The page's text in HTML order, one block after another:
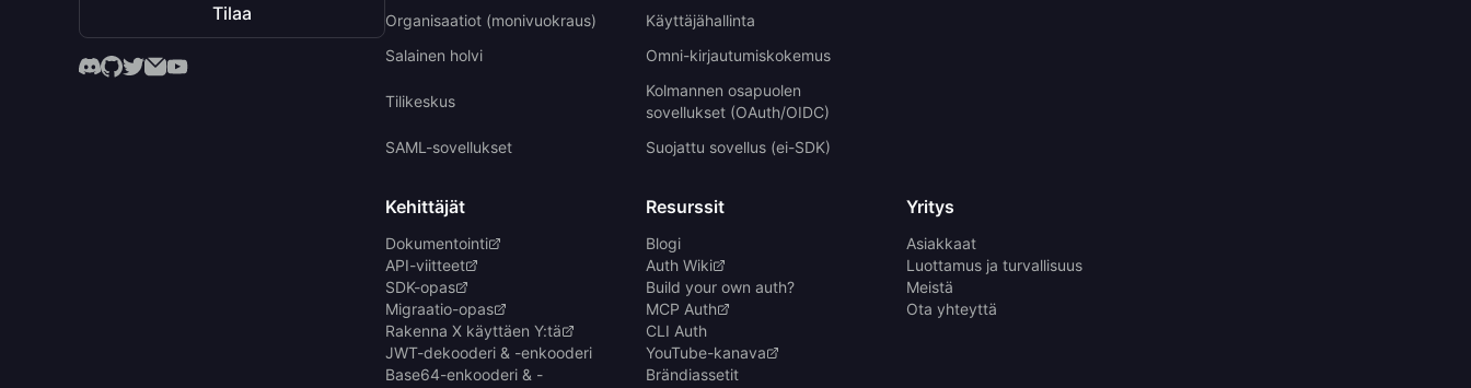
Tilaa
Organisaatiot (monivuokraus)
Käyttäjähallinta
Salainen holvi
Omni-kirjautumiskokemus
Tilikeskus
Kolmannen osapuolen
sovellukset (OAuth/OIDC)
SAML-sovellukset
Suojattu sovellus (ei-SDK)
Kehittäjät
Dokumentointi
API-viitteet
SDK-opas
Migraatio-opas
Rakenna X käyttäen Y:tä
JWT-dekooderi & -enkooderi
Base64-enkooderi & -
Resurssit
Blogi
Auth Wiki
Build your own auth?
MCP Auth
CLI Auth
YouTube-kanava
Brändiassetit
Yritys
Asiakkaat
Luottamus ja turvallisuus
Meistä
Ota yhteyttä